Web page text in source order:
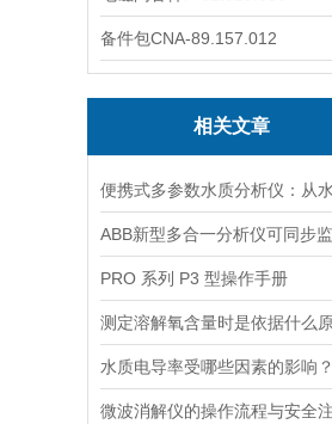
备件包CNA-89.157.012
相关文章
PRO 系列 P3 型操作手册
水质电导率受哪些因素的影响？